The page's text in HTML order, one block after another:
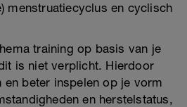
menstruatiecyclus en cyclisch
training op basis van je
is niet verplicht. Hierdoor
en beter inspelen op je vorm
en herstelstatus,